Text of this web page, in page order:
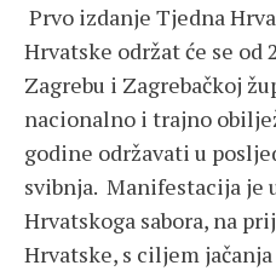
Prvo izdanje Tjedna
Hrvatske održat će se od
Zagrebu i Zagrebačkoj
nacionalno i trajno
godine održavati u
svibnja. Manifestacija je
Hrvatskoga sabora, na
Hrvatske, s ciljem